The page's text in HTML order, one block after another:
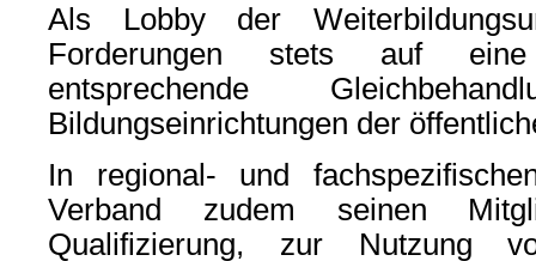
Als Lobby der
Forderungen stets auf eine
entsprechende
Bildungseinrichtungen der
In regional- und
Verband zudem seinen
Qualifizierung, zur Nutzung